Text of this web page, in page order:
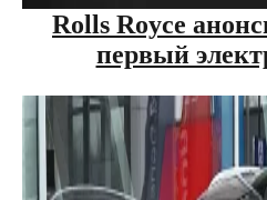
Rolls Royce
первый